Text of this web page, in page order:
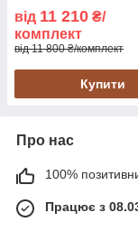
від 11 210 ₴/
комплект
від 11 800 ₴/комплект
Купити
Про нас
100%
Працює з